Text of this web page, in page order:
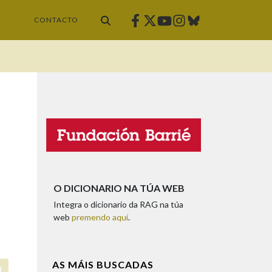
CONTACTO Facebook
Twitter
Youtube
Instagram
Bluesky
O DICIONARIO NA TÚA WEB
Integra o dicionario da RAG na túa
web premendo aquí.
AS MÁIS BUSCADAS